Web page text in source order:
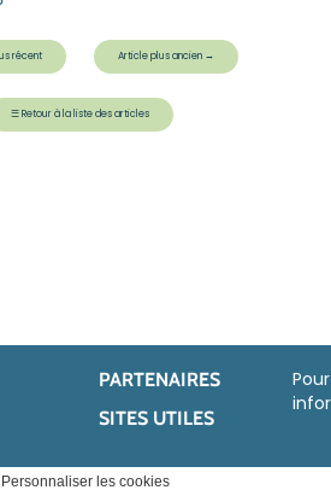
SITES UTILES
PARTENAIRES
récent Article plus ancien→
☰Retour à la liste des articles
Personnaliser les cookies